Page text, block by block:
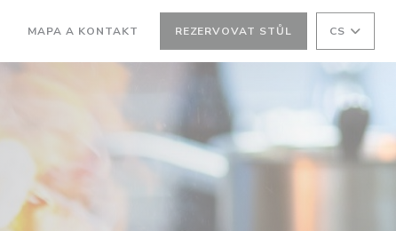
MAPA A KONTAKT REZERVOVAT STŮL CS